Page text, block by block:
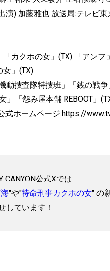
演) 加藤雅也 放送局:テレビ東
「カクホの女」(TX) 「アン
女」(TX)
機動捜査隊特捜班」「銭の戦
」「怨み屋本舗 REBOOT」
式ホームページ:https://
CANYON公式Xでは
"や"特命刑事カクホの女" の
しています！